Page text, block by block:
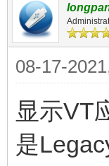
08-17-
显示VT
是